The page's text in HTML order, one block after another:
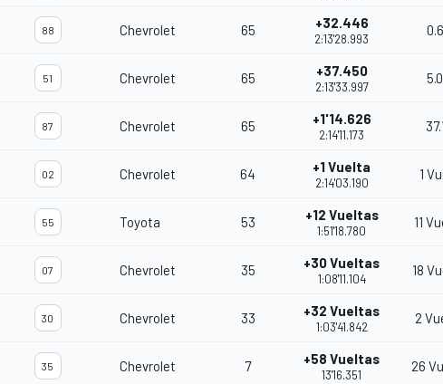
88 Chevrolet 65 +32.446
2:13'28.993
51 Chevrolet 65 +37.450
2:13'33.997
87 Chevrolet 65 +1'14.626
2:14'11.173
02 Chevrolet 64 +1 Vuelta
2:14'03.190
1
55 Toyota 53 +12 Vueltas
1:51'18.780
11
07 Chevrolet 35 +30 Vueltas
1:08'11.104
18
30 Chevrolet 33 +32 Vueltas
1:03'41.842
2
35 Chevrolet 7 +58 Vueltas
13'16.351
26